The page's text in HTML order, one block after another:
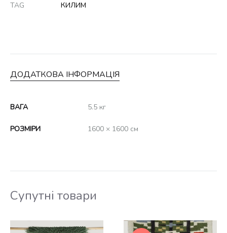
TAG
КИЛИМ
ДОДАТКОВА ІНФОРМАЦІЯ
ВАГА 5.5 кг
РОЗМІРИ 1600 × 1600 см
Супутні товари